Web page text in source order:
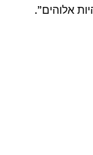
אלוהים”.